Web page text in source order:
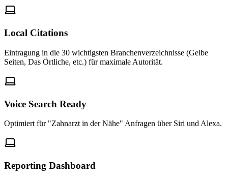
Local Citations
Eintragung in die 30 wichtigsten Branchenverzeichnisse (Gelbe
Seiten, Das Örtliche, etc.) für maximale Autorität.
Voice Search Ready
Optimiert für "Zahnarzt in der Nähe" Anfragen über Siri und Alexa.
Reporting Dashboard